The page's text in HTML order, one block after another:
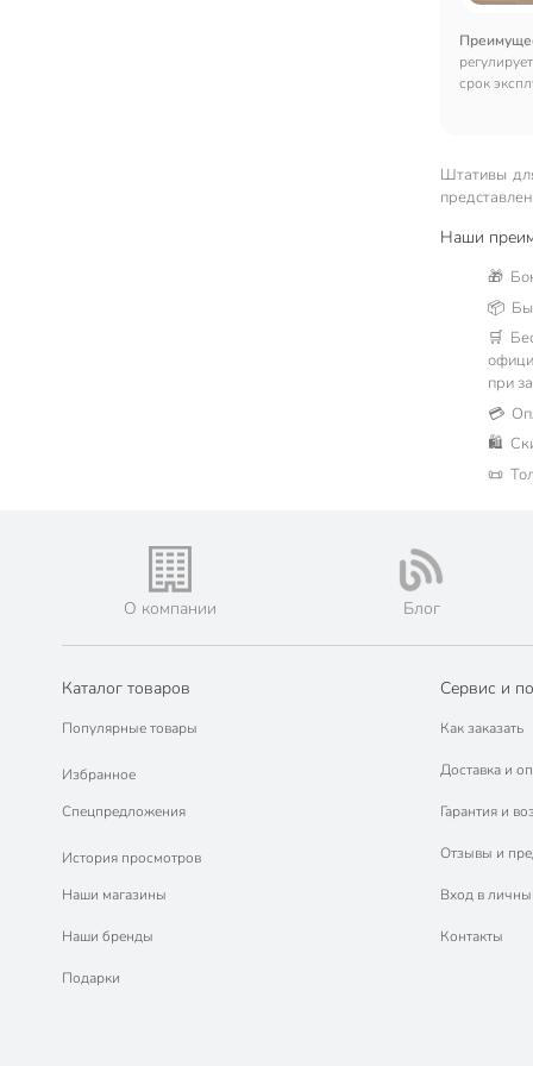
срок
Штативы
Наши
🎁
📦
🛒
при
💳
🛍
📜
О компании Блог
Каталог товаров
Популярные товары
Избранное
Спецпредложения
История просмотров
Наши магазины
Наши бренды
Подарки
Сервис и
Как заказать
Доставка и
Гарантия и
Отзывы и
Вход в
Контакты